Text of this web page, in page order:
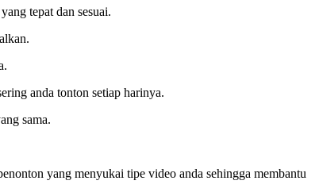
tepat dan sesuai.
anda tonton setiap harinya.
sama.
yang menyukai tipe video anda sehingga membantu